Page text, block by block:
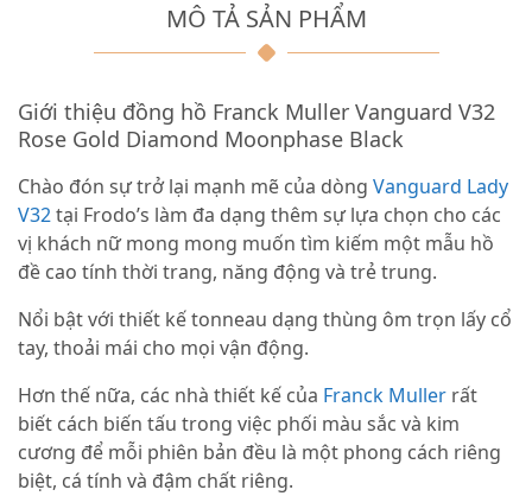
MÔ TẢ SẢN PHẨM
Giới thiệu đồng hồ Franck Muller Vanguard V32
Rose Gold Diamond Moonphase Black
Chào đón sự trở lại mạnh mẽ của dòng Vanguard Lady
V32tại Frodo’s làm đa dạng thêm sự lựa chọn cho các
vị khách nữ mong mong muốn tìm kiếm một mẫu hồ
đề cao tính thời trang, năng động và trẻ trung.
Nổi bật với thiết kế tonneau dạng thùng ôm trọn lấy cổ
tay, thoải mái cho mọi vận động.
Hơn thế nữa, các nhà thiết kế của Franck Muller rất
biết cách biến tấu trong việc phối màu sắc và kim
cương để mỗi phiên bản đều là một phong cách riêng
biệt, cá tính và đậm chất riêng.